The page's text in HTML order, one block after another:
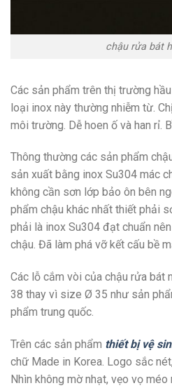
chậu rửa bát
Các sản phẩm trên thị trường
loại inox này thường nhiễm từ.
môi trường. Dễ hoen ố và han rỉ.
Thông thường các sản phẩm
sản xuất bằng inox Su304 mác
không cần sơn lớp bảo ôn bên
phẩm chậu khác nhất thiết phải
phải là inox Su304 đạt chuẩn
chậu. Đã làm phá vỡ kết cấu bề
Các lỗ cắm vòi của chậu rửa bát
38 thay vì size Ø 35 như sản
phẩm trung quốc.
Trên các sản phẩm thiết bị vệ
chữ Made in Korea. Logo sắc
Nhìn không mờ nhạt, vẹo vọ